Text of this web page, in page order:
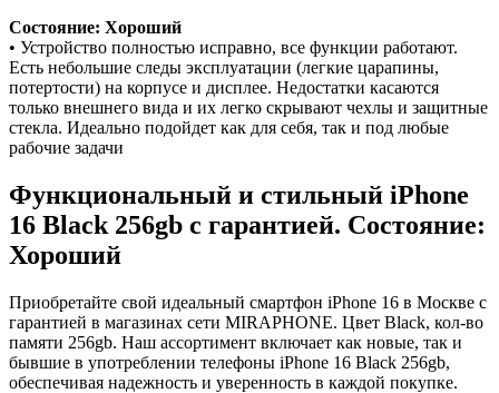
Состояние: Хороший
• Устройство полностью исправно, все функции работают.
Есть небольшие следы эксплуатации (легкие царапины,
потертости) на корпусе и дисплее. Недостатки касаются
только внешнего вида и их легко скрывают чехлы и защитные
стекла. Идеально подойдет как для себя, так и под любые
рабочие задачи
Функциональный и стильный iPhone
16 Black 256gb с гарантией. Состояние:
Хороший
Приобретайте свой идеальный смартфон iPhone 16 в Москве с
гарантией в магазинах сети MIRAPHONE. Цвет Black, кол-во
памяти 256gb. Наш ассортимент включает как новые, так и
бывшие в употреблении телефоны iPhone 16 Black 256gb,
обеспечивая надежность и уверенность в каждой покупке.